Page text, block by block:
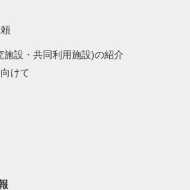
設・共同利用施設)の紹介
けて